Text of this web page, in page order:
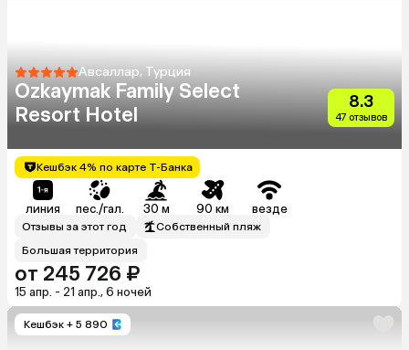
Авсаллар, Турция
Ozkaymak Family Select
Resort Hotel
8.3
47 отзывов
Кешбэк 4% по карте Т-Банка
линия пес./гал. 30 м 90 км везде
Отзывы за этот год
Собственный пляж
Большая территория
от 245 726 ₽
15 апр. - 21 апр., 6 ночей
Кешбэк + 5 890